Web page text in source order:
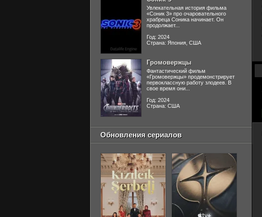
Увлекательная история фильма
«Соник 3» про очаровательного
храбреца Соника начинает. Он
продолжает...
Год: 2024
Страна: Япония, США
Громовержцы
Фантастический фильм
«Громовержцы» продемонстрирует
первоклассную работу злодеев. В
свое время они...
Год: 2024
Страна: США
Обновления сериалов